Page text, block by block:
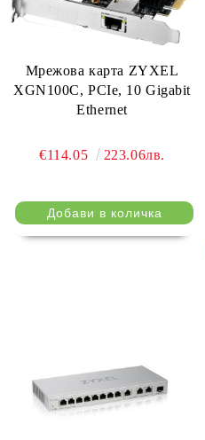
Мрежова карта ZYXEL
XGN100C, PCIe, 10 Gigabit
Ethernet
€114.05 223.06лв.